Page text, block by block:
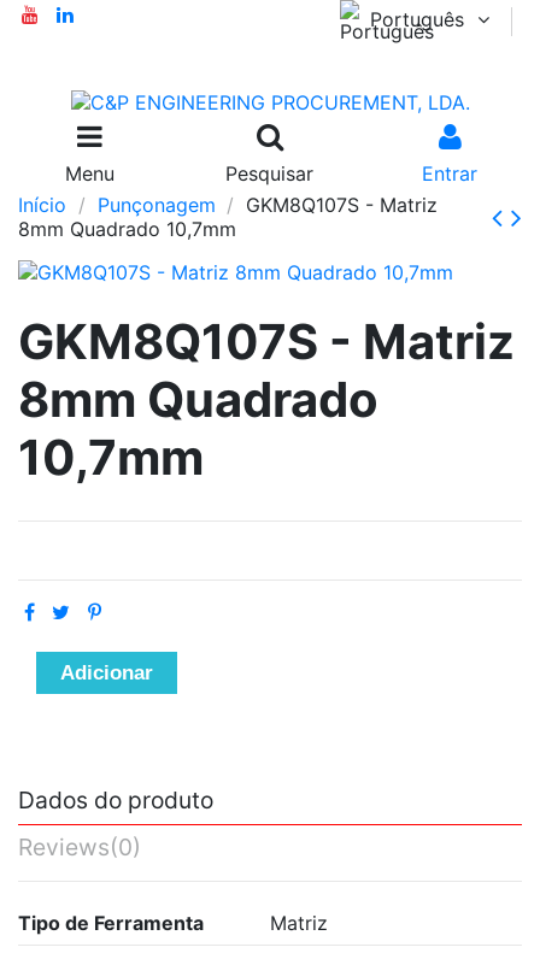
Português
Menu Pesquisar
Entrar
Início
Punçonagem
GKM8Q107S - Matriz
8mm Quadrado 10,7mm
GKM8Q107S - Matriz
8mm Quadrado
10,7mm
Adicionar
Dados do produto
Reviews(0)
Tipo de Ferramenta
Matriz